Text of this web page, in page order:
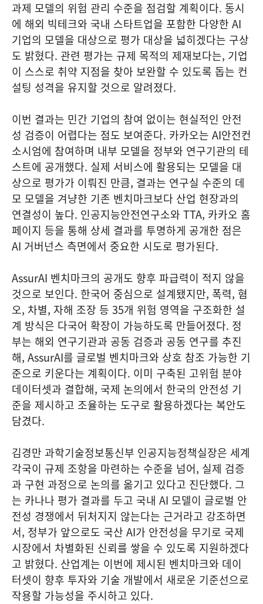
과제 모델의 위험 관리 수준을 점검할 계획이다. 동시
에 해외 빅테크와 국내 스타트업을 포함한 다양한 AI
기업의 모델을 대상으로 평가 대상을 넓히겠다는 구상
도 밝혔다. 관련 평가는 규제 목적의 제재보다는, 기업
이 스스로 취약 지점을 찾아 보완할 수 있도록 돕는 컨
설팅 성격을 유지할 것으로 알려졌다.
이번 결과는 민간 기업의 참여 없이는 현실적인 안전
성 검증이 어렵다는 점도 보여준다. 카카오는 AI안전컨
소시엄에 참여하며 내부 모델을 정부와 연구기관의 테
스트에 공개했다. 실제 서비스에 활용되는 모델을 대
상으로 평가가 이뤄진 만큼, 결과는 연구실 수준의 데
모 모델을 겨냥한 기존 벤치마크보다 산업 현장과의
연결성이 높다. 인공지능안전연구소와 TTA, 카카오 홈
페이지 등을 통해 상세 결과를 투명하게 공개한 점은
AI 거버넌스 측면에서 중요한 시도로 평가된다.
AssurAI 벤치마크의 공개도 향후 파급력이 적지 않을
것으로 보인다. 한국어 중심으로 설계됐지만, 폭력, 혐
오, 차별, 자해 조장 등 35개 위험 영역을 구조화한 설
계 방식은 다국어 확장이 가능하도록 만들어졌다. 정
부는 해외 연구기관과 공동 검증과 공동 연구를 추진
해, AssurAI를 글로벌 벤치마크와 상호 참조 가능한 기
준으로 키운다는 계획이다. 이미 구축된 고위험 분야
데이터셋과 결합해, 국제 논의에서 한국의 안전성 기
준을 제시하고 조율하는 도구로 활용하겠다는 복안도
담겼다.
김경만 과학기술정보통신부 인공지능정책실장은 세계
각국이 규제 조항을 마련하는 수준을 넘어, 실제 검증
과 구현 과정으로 논의를 옮기고 있다고 진단했다. 그
는 카나나 평가 결과를 두고 국내 AI 모델이 글로벌 안
전성 경쟁에서 뒤처지지 않는다는 근거라고 강조하면
서, 정부가 앞으로도 국산 AI가 안전성을 무기로 국제
시장에서 차별화된 신뢰를 쌓을 수 있도록 지원하겠다
고 밝혔다. 산업계는 이번에 제시된 벤치마크와 데이
터셋이 향후 투자와 기술 개발에서 새로운 기준선으로
작용할 가능성을 주시하고 있다.